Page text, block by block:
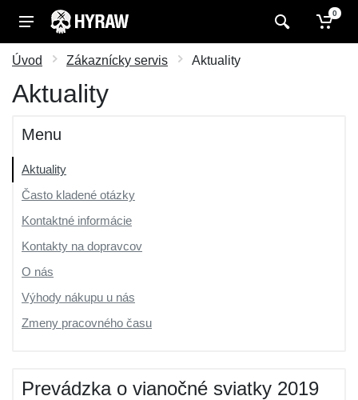
0
Úvod Zákaznícky servis Aktuality
Aktuality
Menu
Aktuality
Často kladené otázky
Kontaktné informácie
Kontakty na dopravcov
O nás
Výhody nákupu u nás
Zmeny pracovného času
Prevádzka o vianočné sviatky 2019